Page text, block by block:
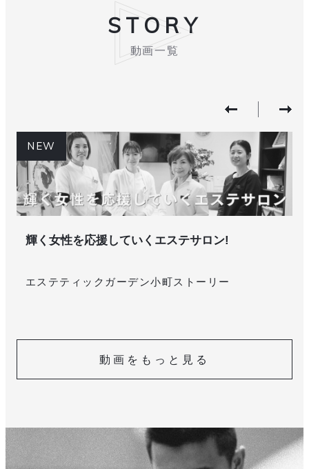
STORY
動画一覧
NEW
輝く女性を応援していくエステサロン!
エステティックガーデン小町ストーリー
動画をもっと見る